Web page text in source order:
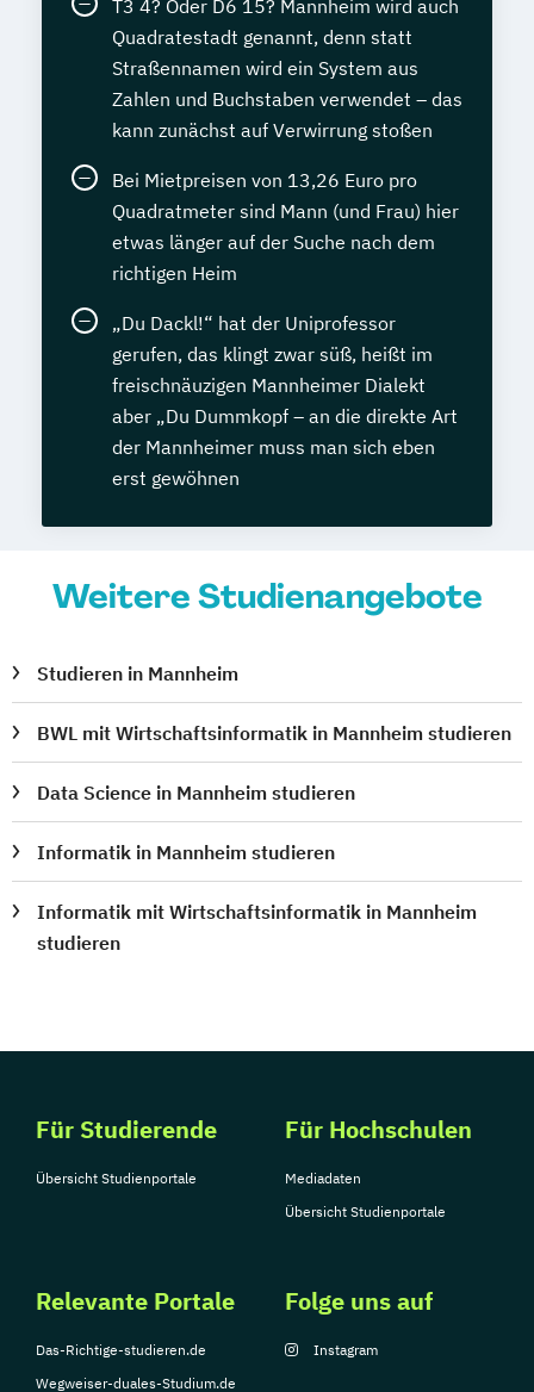
T3 4? Oder D6 15? Mannheim wird auch
Quadratestadt genannt, denn statt
Straßennamen wird ein System aus
Zahlen und Buchstaben verwendet – das
kann zunächst auf Verwirrung stoßen
Bei Mietpreisen von 13,26 Euro pro
Quadratmeter sind Mann (und Frau) hier
etwas länger auf der Suche nach dem
richtigen Heim
„Du Dackl!“ hat der Uniprofessor
gerufen, das klingt zwar süß, heißt im
freischnäuzigen Mannheimer Dialekt
aber „Du Dummkopf – an die direkte Art
der Mannheimer muss man sich eben
erst gewöhnen
Weitere Studienangebote
Studieren in Mannheim
BWL mit Wirtschaftsinformatik in Mannheim studieren
Data Science in Mannheim studieren
Informatik in Mannheim studieren
Informatik mit Wirtschaftsinformatik in Mannheim
studieren
Für Studierende
Übersicht Studienportale
Für Hochschulen
Mediadaten
Übersicht Studienportale
Relevante Portale
Das-Richtige-studieren.de
Wegweiser-duales-Studium.de
Folge uns auf
Instagram